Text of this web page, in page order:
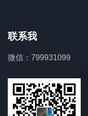
联系我
微信：799931099